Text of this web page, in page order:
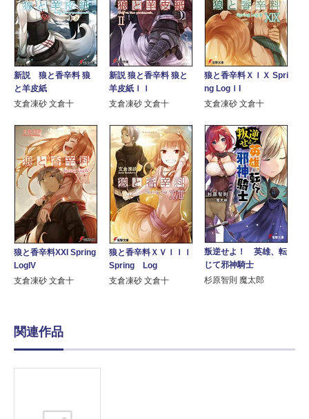
新説 狼と香辛料 狼
と羊皮紙
支倉凍砂 文倉十
新説 狼と香辛料 狼と
羊皮紙ＩＩ
支倉凍砂 文倉十
狼と香辛料ＸＩＸ Spri
ng LogＩI
支倉凍砂 文倉十
狼と香辛料XXI Spring
LogIV
支倉凍砂 文倉十
狼と香辛料ＸＶＩＩＩ
Spring Log
支倉凍砂 文倉十
叛逆せよ！ 英雄、転
じて邪神騎士
杉原智則 魔太郎
関連作品